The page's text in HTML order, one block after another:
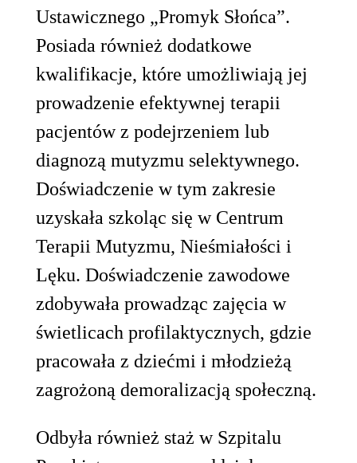
Ustawicznego „Promyk Słońca”.
Posiada również dodatkowe
kwalifikacje, które umożliwiają jej
prowadzenie efektywnej terapii
pacjentów z podejrzeniem lub
diagnozą mutyzmu selektywnego.
Doświadczenie w tym zakresie
uzyskała szkoląc się w Centrum
Terapii Mutyzmu, Nieśmiałości i
Lęku. Doświadczenie zawodowe
zdobywała prowadząc zajęcia w
świetlicach profilaktycznych, gdzie
pracowała z dziećmi i młodzieżą
zagrożoną demoralizacją społeczną.
Odbyła również staż w Szpitalu